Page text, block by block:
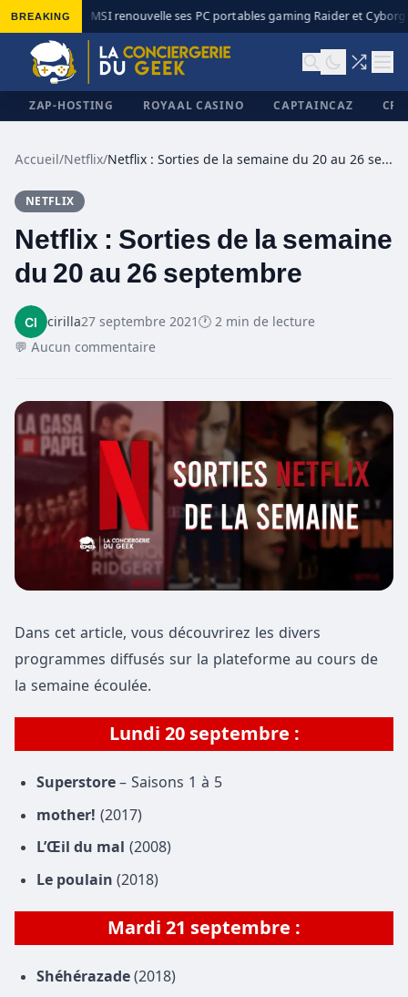
BREAKING MSI renouvelle ses PC portables gaming Raider et Cyborg
ZAP-HOSTING ROYAAL CASINO CAPTAINCAZ
Accueil/Netflix/ Netflix : Sorties de la semaine du 20 au 26 septembre
NETFLIX
Netflix : Sorties de la semaine
du 20 au 26 septembre
cirilla27 septembre 2021🕐 2 min de lecture
💬 Aucun commentaire
Dans cet article, vous découvrirez les divers
programmes diffusés sur la plateforme au cours de
la semaine écoulée.
Lundi 20 septembre :
Superstore – Saisons 1 à 5
mother! (2017)
L’Œil du mal (2008)
Le poulain (2018)
Mardi 21 septembre :
Shéhérazade (2018)